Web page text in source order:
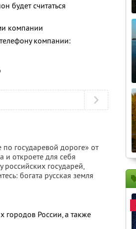
будет считаться
компании
компании:
государевой дороге» от
и откроете для себя
государей,
богата русская земля
городов России, а также